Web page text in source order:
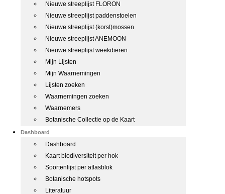
Nieuwe streeplijst FLORON
Nieuwe streeplijst paddenstoelen
Nieuwe streeplijst (korst)mossen
Nieuwe streeplijst ANEMOON
Nieuwe streeplijst weekdieren
Mijn Lijsten
Mijn Waarnemingen
Lijsten zoeken
Waarnemingen zoeken
Waarnemers
Botanische Collectie op de Kaart
Dashboard
Dashboard
Kaart biodiversiteit per hok
Soortenlijst per atlasblok
Botanische hotspots
Literatuur